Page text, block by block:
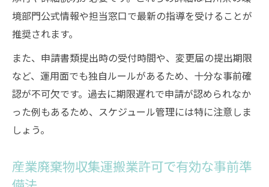
境部門公式情報や担当窓口で最新の指導を受けることが
推奨されます。
また、申請書類提出時の受付時間や、変更届の提出期限
など、運用面でも独自ルールがあるため、十分な事前確
認が不可欠です。過去に期限遅れで申請が認められなか
った例もあるため、スケジュール管理には特に注意しま
しょう。
産業廃棄物収集運搬業許可で有効な事前準